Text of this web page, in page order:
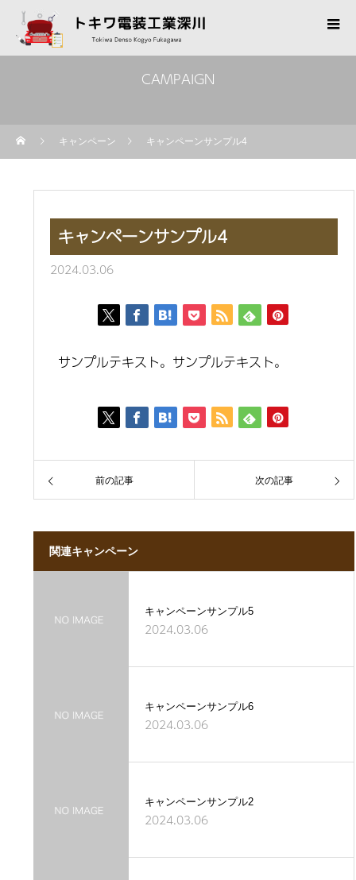
CAMPAIGN
キャンペーン キャンペーンサンプル4
キャンペーンサンプル4
2024.03.06
サンプルテキスト。サンプルテキスト。
前の記事 次の記事
関連キャンペーン
キャンペーンサンプル5
2024.03.06
キャンペーンサンプル6
2024.03.06
キャンペーンサンプル2
2024.03.06